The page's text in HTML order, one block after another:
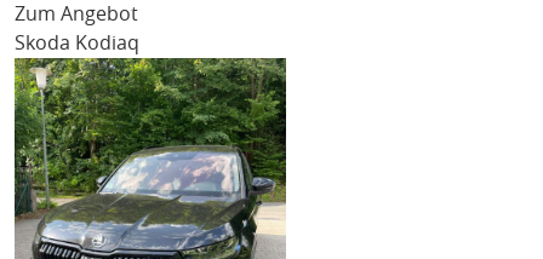
Zum Angebot
Skoda Kodiaq